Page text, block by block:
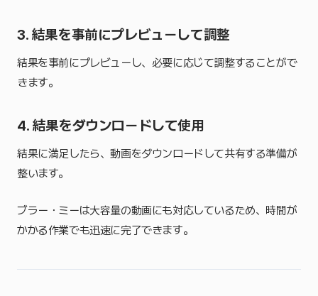
3. 結果を事前にプレビューして調整
結果を事前にプレビューし、必要に応じて調整することがで
きます。
4. 結果をダウンロードして使用
結果に満足したら、動画をダウンロードして共有する準備が
整います。
ブラー・ミーは大容量の動画にも対応しているため、時間が
かかる作業でも迅速に完了できます。